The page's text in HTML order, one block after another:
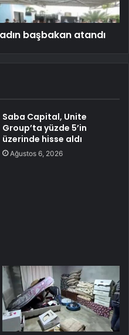
başbakan atandı
Saba Capital, Unite
Group’ta yüzde 5’in
üzerinde hisse aldı
Ağustos 6, 2026